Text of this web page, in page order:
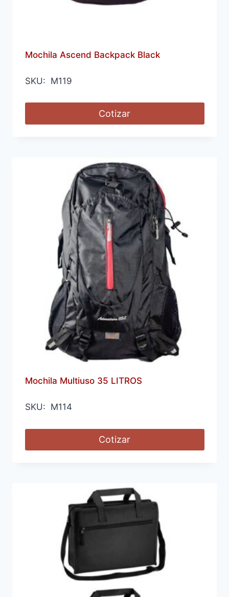
Mochila Ascend Backpack Black
SKU: M119
Cotizar
Mochila Multiuso 35 LITROS
SKU: M114
Cotizar